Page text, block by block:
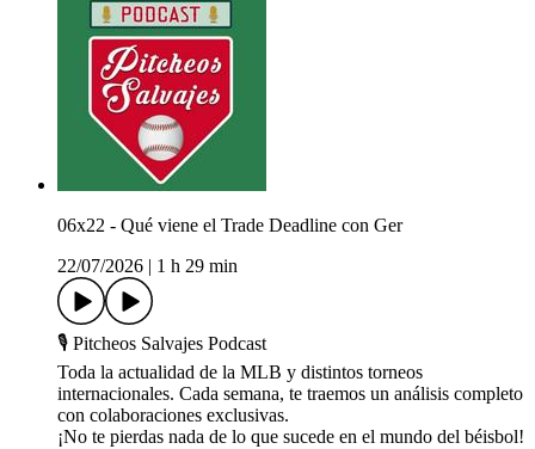
06x22 - Qué viene el Trade Deadline con Ger
22/07/2026
1 h 29 min
🎙 Pitcheos Salvajes Podcast
Toda la actualidad de la MLB y distintos torneos
internacionales. Cada semana, te traemos un análisis completo
con colaboraciones exclusivas.
¡No te pierdas nada de lo que sucede en el mundo del béisbol!